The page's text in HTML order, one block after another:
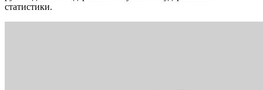
статистики.